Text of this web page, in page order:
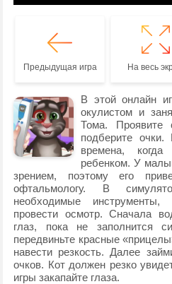
Предыдущая игра На весь
В этой онлайн
окулистом и
Тома.
подберите
времена,
ребенком. У
зрением, поэтому его
офтальмологу. В
необходимые инструменты,
провести осмотр. Сначала
глаз, пока не заполнится
передвиньте красные
навести резкость. Далее
очков. Кот должен резко
игры закапайте глаза.